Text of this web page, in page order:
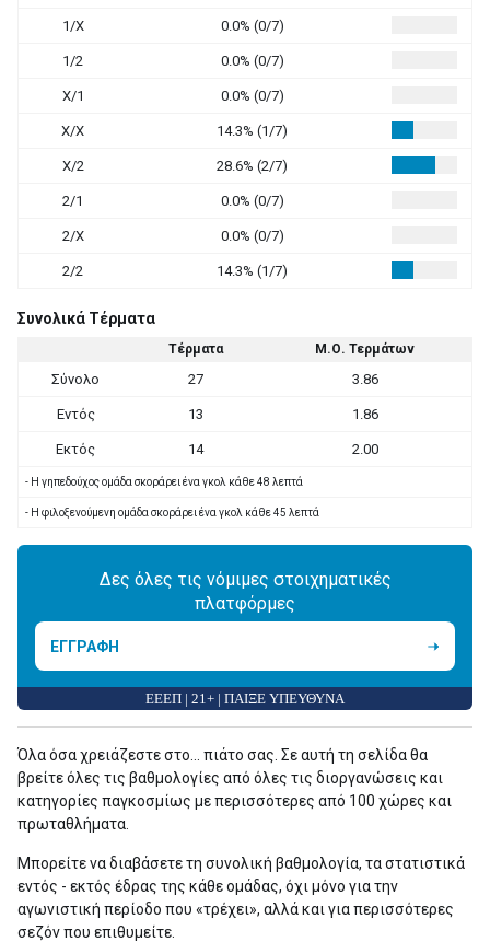
1/X 0.0% (0/7)
1/2 0.0% (0/7)
X/1 0.0% (0/7)
X/X 14.3% (1/7)
X/2 28.6% (2/7)
2/1 0.0% (0/7)
2/X 0.0% (0/7)
2/2 14.3% (1/7)
Συνολικά Τέρματα
Τέρματα Μ.Ο. Τερμάτων
Σύνολο 27 3.86
Εντός 13 1.86
Εκτός 14 2.00
- Η γηπεδούχος ομάδα σκοράρει ένα γκολ κάθε 48 λεπτά
- Η φιλοξενούμενη ομάδα σκοράρει ένα γκολ κάθε 45 λεπτά
Δες όλες τις νόμιμες στοιχηματικές
πλατφόρμες
ΕΓΓΡΑΦΗ
ΕΕΕΠ | 21+ | ΠΑΙΞΕ ΥΠΕΥΘΥΝΑ
Όλα όσα χρειάζεστε στο... πιάτο σας. Σε αυτή τη σελίδα θα
βρείτε όλες τις βαθμολογίες από όλες τις διοργανώσεις και
κατηγορίες παγκοσμίως με περισσότερες από 100 χώρες και
πρωταθλήματα.
Μπορείτε να διαβάσετε τη συνολική βαθμολογία, τα στατιστικά
εντός - εκτός έδρας της κάθε ομάδας, όχι μόνο για την
αγωνιστική περίοδο που «τρέχει», αλλά και για περισσότερες
σεζόν που επιθυμείτε.